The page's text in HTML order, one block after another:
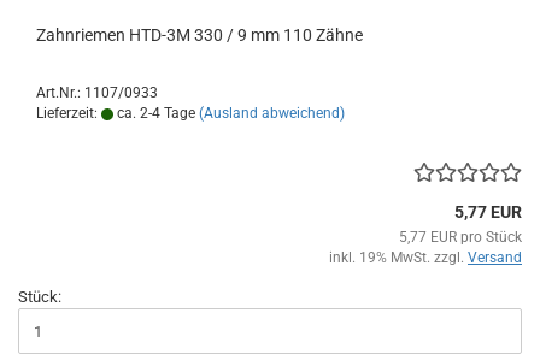
Zahnriemen HTD-3M 330 / 9 mm 110 Zähne
Art.Nr.: 1107/0933
Lieferzeit:
ca. 2-4 Tage (Ausland abweichend)
5,77 EUR
5,77 EUR pro Stück
inkl. 19% MwSt. zzgl. Versand
Stück: